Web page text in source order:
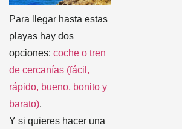
Para llegar hasta estas
playas hay dos
opciones: coche o tren
de cercanías (fácil,
rápido, bueno, bonito y
barato).
Y si quieres hacer una